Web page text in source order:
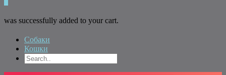
was successfully added to your cart.
Собаки
Кошки